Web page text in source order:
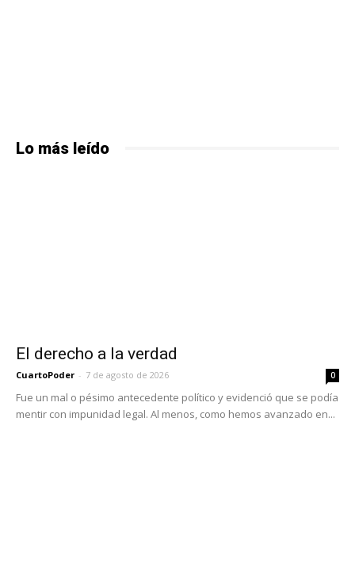
Lo más leído
El derecho a la verdad
CuartoPoder - 7 de agosto de 2026 0
Fue un mal o pésimo antecedente político y evidenció que se podía
mentir con impunidad legal. Al menos, como hemos avanzado en...